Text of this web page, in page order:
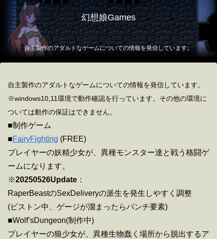
幻想娘Games
自主製作のアダルトなゲームについての情報を発信しています。
自主製作のアダルトなゲームについての情報を発信しています。
※windows10,11環境で動作確認を行っています。その他の環境に
ついては動作の保証はできません。
■制作ゲーム
■FairyFighting (FREE)
プレイヤーの妖精少女が、異種モンスター達と戦う格闘ゲ
ームになります。
※20250526Update ：
RaperBeastのSexDeliveryの派生を発生しやすく調整
(ピストン中、ゲージが溜まったらパンチ要素)
■Wolf’sDungeon(制作中)
プレイヤーの狼少女が、異種生物蠢く場所から脱出するア